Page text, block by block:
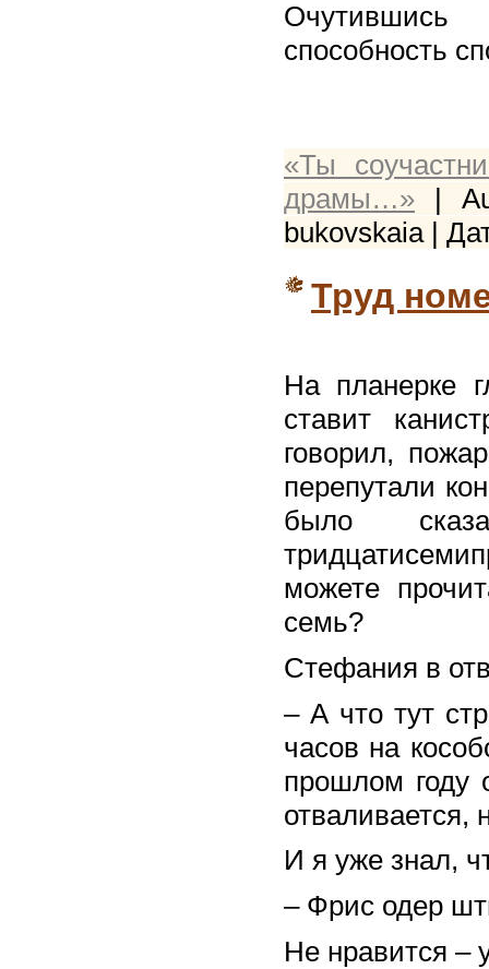
способность
«Ты
драмы…» |
bukovskaia |
Труд
На планерке
ставит
говорил,
перепутали
было
можете
семь?
Стефания в
– А что тут
часов на
прошлом году
отваливается,
И я уже знал,
– Фрис одер
Не нравится –